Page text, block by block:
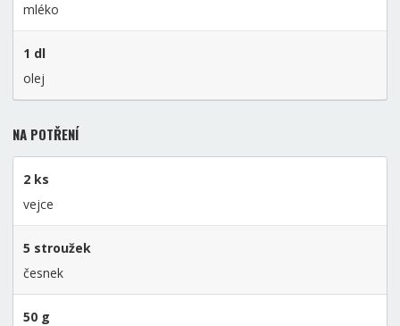
mléko
1 dl
olej
NA POTŘENÍ
2 ks
vejce
5 stroužek
česnek
50 g